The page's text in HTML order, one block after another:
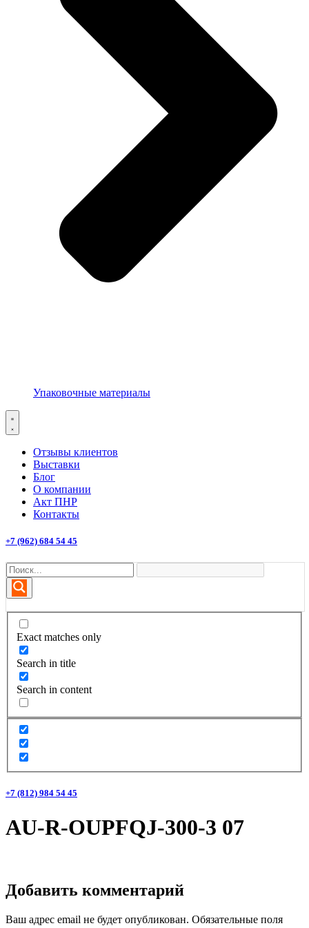
Упаковочные материалы
Отзывы клиентов
Выставки
Блог
О компании
Акт ПНР
Контакты
+7 (962) 684 54 45
Exact matches only
Search in title
Search in content
+7 (812) 984 54 45
AU-R-OUPFQJ-300-3 07
Добавить комментарий
Ваш адрес email не будет опубликован. Обязательные поля